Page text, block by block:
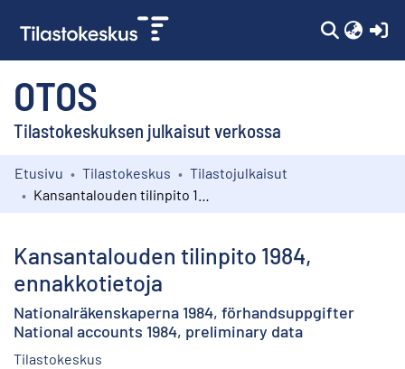
OTOS
Tilastokeskuksen julkaisut verkossa
Kokoelmat
Etusivu Tilastokeskus
Tilastojulkaisut
Kansantalouden tilinpito 1984,
ennakkotietoja
Nationalräkenskaperna 1984, förhandsuppgifter
National accounts 1984, preliminary data
Tilastokeskus